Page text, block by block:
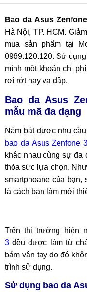
Bao da Asus
Hà Nội, TP. HCM.
mua sản phẩm tại
0969.120.120. Sử
mình một khoản chi
rơi rớt hay va đập.
Bao da Asus
mẫu mã đa dạng
Nắm bắt được nhu
bao da Asus Zenfone 3
khác nhau cùng sự đa
thỏa sức lựa chọn.
smartphoane của bạn,
là cách bạn làm mới
Trên thị trường hiện
3 đều được làm từ
bám vân tay do đó
trình sử dụng.
Sử dụng bao da